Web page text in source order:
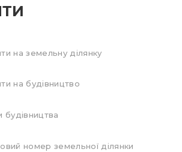
на земельну ділянку
на будівництво
будівництва
номер земельної ділянки